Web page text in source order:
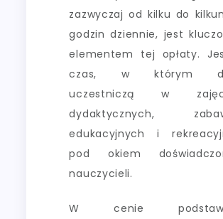
zazwyczaj od kilku do
godzin dziennie, jest
elementem tej opłaty.
czas, w którym
uczestniczą w
dydaktycznych,
edukacyjnych i
pod okiem
nauczycieli.
W cenie